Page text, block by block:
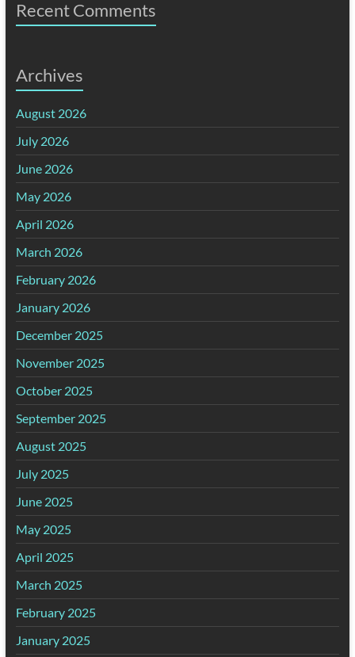
Recent Comments
Archives
August 2026
July 2026
June 2026
May 2026
April 2026
March 2026
February 2026
January 2026
December 2025
November 2025
October 2025
September 2025
August 2025
July 2025
June 2025
May 2025
April 2025
March 2025
February 2025
January 2025